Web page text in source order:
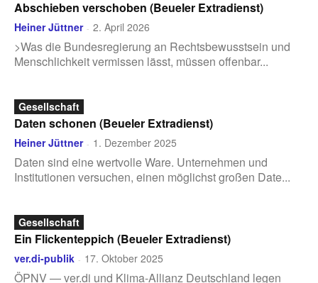
Abschieben verschoben (Beueler Extradienst)
Heiner Jüttner - 2. April 2026
>Was die Bundesregierung an Rechtsbewusstsein und
Menschlichkeit vermissen lässt, müssen offenbar...
Gesellschaft
Daten schonen (Beueler Extradienst)
Heiner Jüttner - 1. Dezember 2025
Daten sind eine wertvolle Ware. Unternehmen und
Institutionen versuchen, einen möglichst großen Date...
Gesellschaft
Ein Flickenteppich (Beueler Extradienst)
ver.di-publik - 17. Oktober 2025
ÖPNV — ver.di und Klima-Allianz Deutschland legen